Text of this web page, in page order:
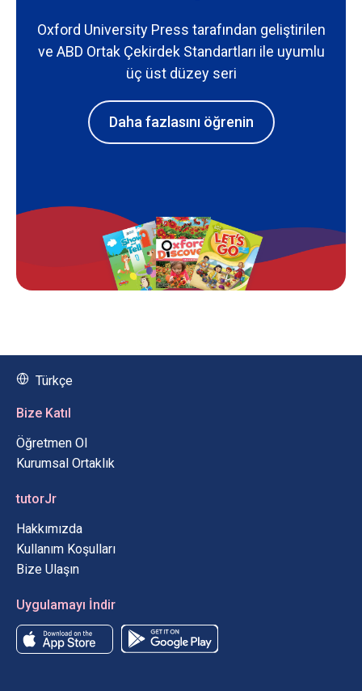
Oxford University Press tarafından geliştirilen
ve ABD Ortak Çekirdek Standartları ile uyumlu
üç üst düzey seri
Daha fazlasını öğrenin
Bize Katıl
Öğretmen Ol
Kurumsal Ortaklık
tutorJr
Hakkımızda
Kullanım Koşulları
Bize Ulaşın
Uygulamayı İndir
Türkçe